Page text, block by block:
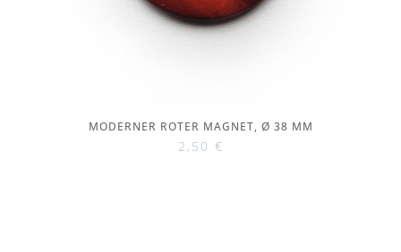
MODERNER ROTER MAGNET, Ø 38 MM
2,50 €